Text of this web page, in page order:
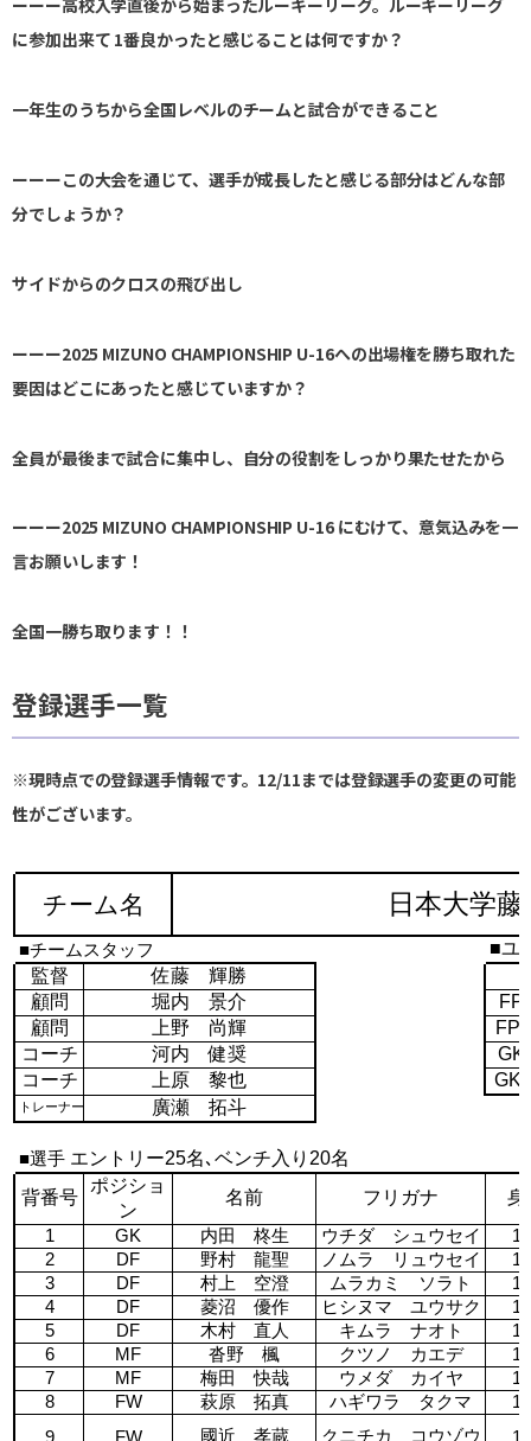
に参加出来て 1番良かったと感じることは何ですか？
一年生のうちから全国レベルのチームと試合ができること
ーーーこの大会を通じて、選手が成長したと感じる部分はどんな部
分でしょうか？
サイドからのクロスの飛び出し
ーーー2025 MIZUNO CHAMPIONSHIP U-16への出場権を勝ち取れた
要因はどこにあったと感じていますか？
全員が最後まで試合に集中し、自分の役割をしっかり果たせたから
ーーー2025 MIZUNO CHAMPIONSHIP U-16 にむけて、意気込みを一
言お願いします！
全国一勝ち取ります！！
登録選手一覧
※現時点での登録選手情報です。12/11までは登録選手の変更の可能
性がございます。